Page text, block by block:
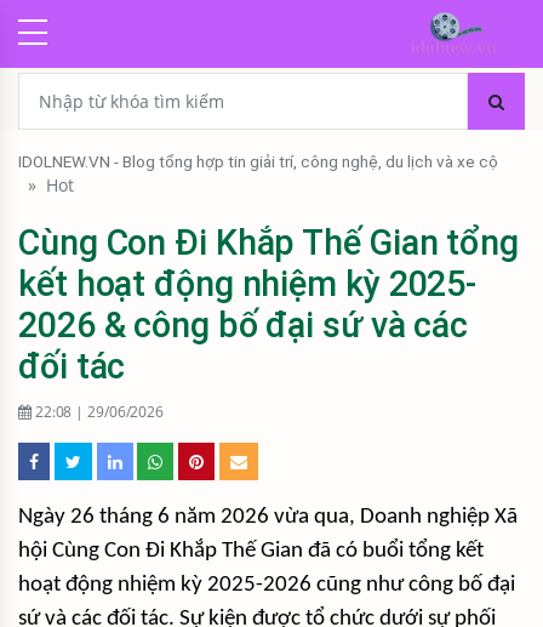
IDOLNEW.VN - Blog tổng hợp tin giải trí, công nghệ, du lịch và xe cộ
» Hot
Cùng Con Đi Khắp Thế Gian tổng
kết hoạt động nhiệm kỳ 2025-
2026 & công bố đại sứ và các
đối tác
22:08 | 29/06/2026
Ngày 26 tháng 6 năm 2026 vừa qua, Doanh nghiệp Xã
hội Cùng Con Đi Khắp Thế Gian đã có buổi tổng kết
hoạt động nhiệm kỳ 2025-2026 cũng như công bố đại
sứ và các đối tác. Sự kiện được tổ chức dưới sự phối